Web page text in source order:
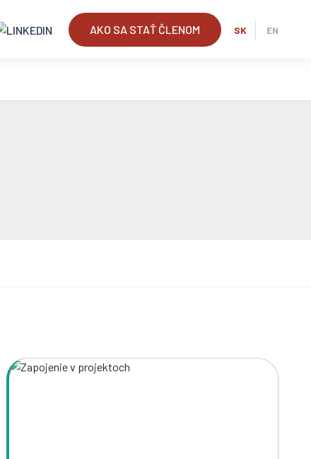
AKO SA STAŤ ČLENOM SK EN